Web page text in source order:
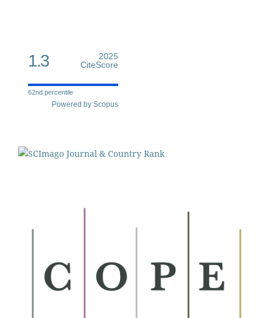
1.3
2025
CiteScore
62nd percentile
Powered by Scopus